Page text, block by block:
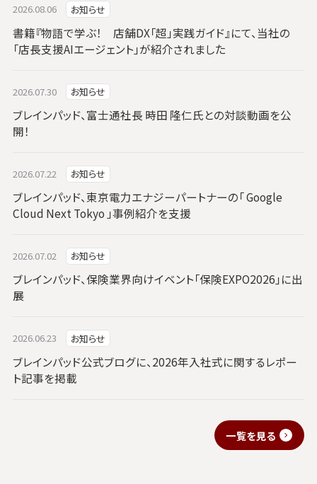
2026.08.06 お知らせ
書籍『物語で学ぶ！ 店舗DX「超」実践ガイド』にて、当社の
「店長支援AIエージェント」が紹介されました
2026.07.30 お知らせ
ブレインパッド、富士通社長 時田 隆仁氏との対談動画を公
開！
2026.07.22 お知らせ
ブレインパッド、東京電力エナジーパートナーの「 Google
Cloud Next Tokyo 」事例紹介を支援
2026.07.02 お知らせ
ブレインパッド、保険業界向けイベント「保険EXPO2026」に出
展
2026.06.23 お知らせ
ブレインパッド公式ブログに、2026年入社式に関するレポー
ト記事を掲載
一覧を見る